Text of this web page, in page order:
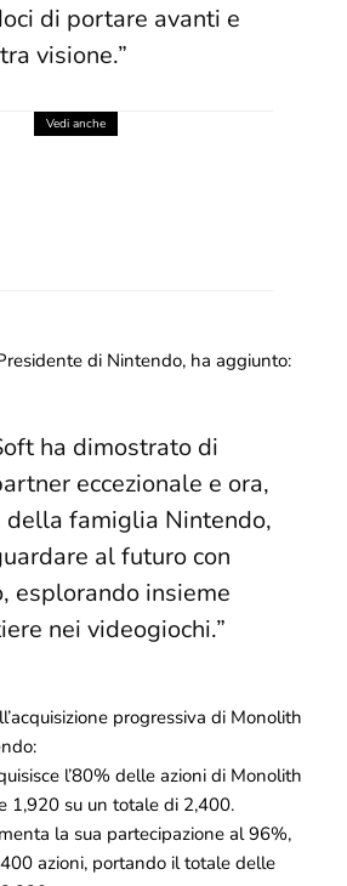
di portare avanti e
visione.”
Vedi anche
di Nintendo, ha aggiunto:
ha dimostrato di
eccezionale e ora,
della famiglia Nintendo,
al futuro con
esplorando insieme
nei videogiochi.”
progressiva di Monolith
l’80% delle azioni di Monolith
1,920 su un totale di 2,400.
la sua partecipazione al 96%,
azioni, portando il totale delle